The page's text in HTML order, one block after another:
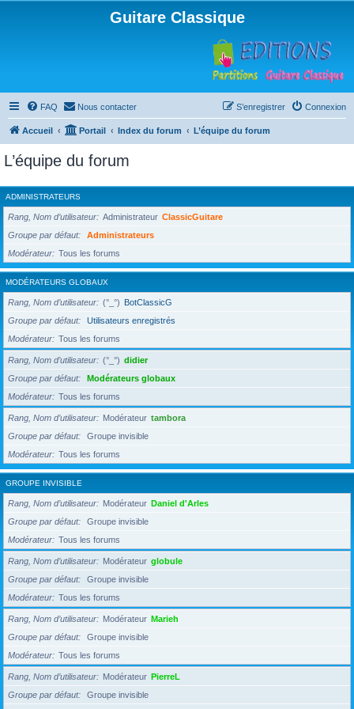
Guitare Classique
FAQ Nous contacter Connexion
S’enregistrer
Accueil Portail Index du forum L’équipe du forum
L’équipe du forum
ADMINISTRATEURS
Rang, Nom d’utilisateur Administrateur ClassicGuitare
Groupe par défaut
Administrateurs
Modérateur
Tous les forums
MODÉRATEURS GLOBAUX
Rang, Nom d’utilisateur (°_°) BotClassicG
Groupe par défaut
Utilisateurs enregistrés
Modérateur
Tous les forums
Rang, Nom d’utilisateur (°_°) didier
Groupe par défaut
Modérateurs globaux
Modérateur
Tous les forums
Rang, Nom d’utilisateur Modérateur tambora
Groupe par défaut
Groupe invisible
Modérateur
Tous les forums
GROUPE INVISIBLE
Rang, Nom d’utilisateur Modérateur Daniel d'Arles
Groupe par défaut
Groupe invisible
Modérateur
Tous les forums
Rang, Nom d’utilisateur Modérateur globule
Groupe par défaut
Groupe invisible
Modérateur
Tous les forums
Rang, Nom d’utilisateur Modérateur Marieh
Groupe par défaut
Groupe invisible
Modérateur
Tous les forums
Rang, Nom d’utilisateur Modérateur PierreL
Groupe par défaut
Groupe invisible